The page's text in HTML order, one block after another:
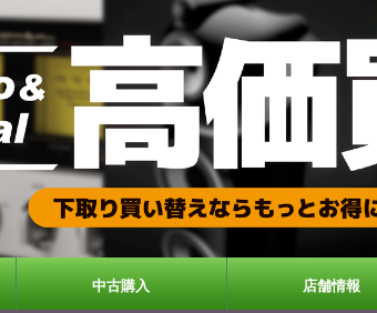
中古購入 店舗情報